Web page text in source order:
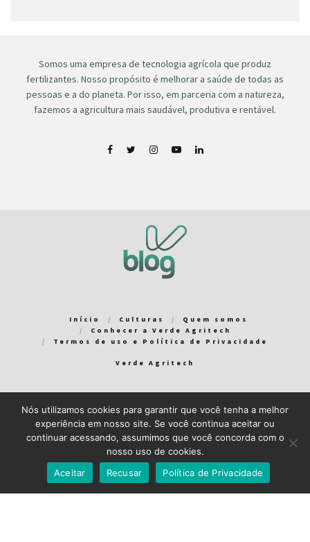
Somos uma empresa de tecnologia agrícola que produz
fertilizantes. Nosso propósito é melhorar a saúde de todas as
pessoas e a do planeta. Por isso, em parceria com a natureza,
fazemos a agricultura mais saudável, produtiva e rentável.
Início Culturas
Quem somos
Conhecer a Verde Agritech
Termos de uso e Política de Privacidade
Verde Agritech
Bem-vindo ao Verde Blog! Para que a sua experiência em nosso
blog seja a melhor possível, utilizamos cookies. Você pode
aceitar ou gerenciar seus cookiesaqui.
Recuso Close GDPR Cookie Banner
Nós utilizamos cookies para garantir que você tenha a melhor
experiência em nosso site. Se você continua aceitar ou
continuar acessando, assumimos que você concorda com o
nosso uso de cookies.
Aceitar
Recusar Política de Privacidade